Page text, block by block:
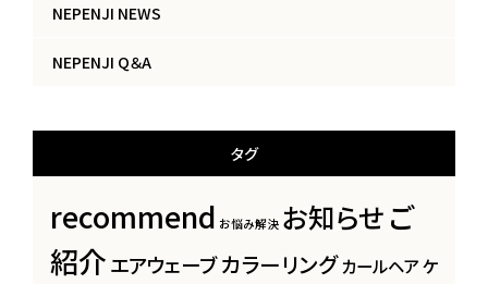
NEPENJI NEWS
NEPENJI Q＆A
タグ
recommend お悩み解決 お知らせご
紹介エアウェーブカラーリング カールヘアケ